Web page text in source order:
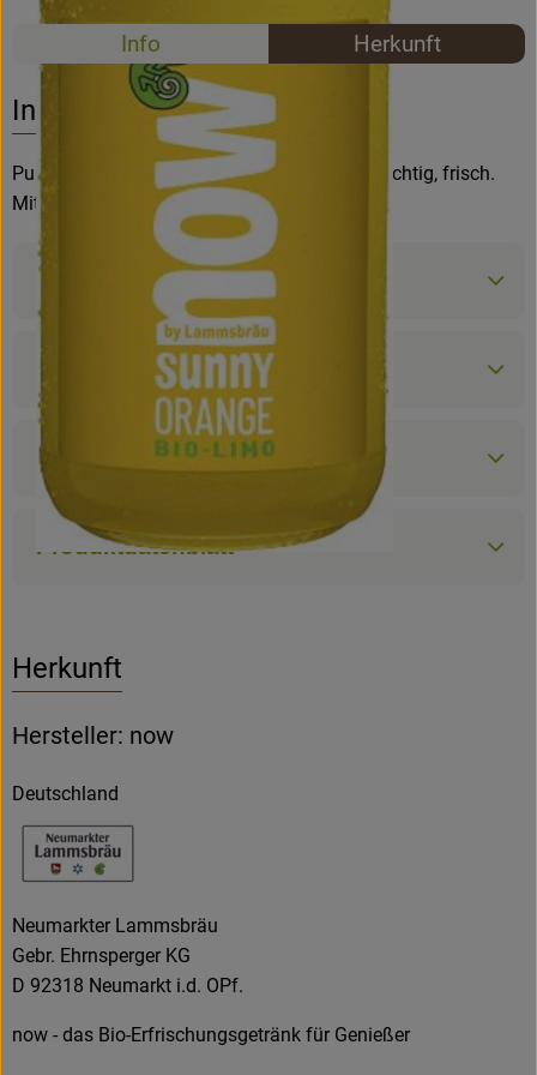
Rezepte
Info Herkunft
Entdecke passende Rezepte
Info
Purer Orangen-Geschmack für Fans - süß, fruchtig, frisch.
Mit einem Spritzer Zitrone verfeinert.
Produktinformationen
Nährwert-Info
Produktdatenblatt
Herkunft
Hersteller: now
Deutschland
Neumarkter Lammsbräu
Gebr. Ehrnsperger KG
D 92318 Neumarkt i.d. OPf.
now - das Bio-Erfrischungsgetränk für Genießer